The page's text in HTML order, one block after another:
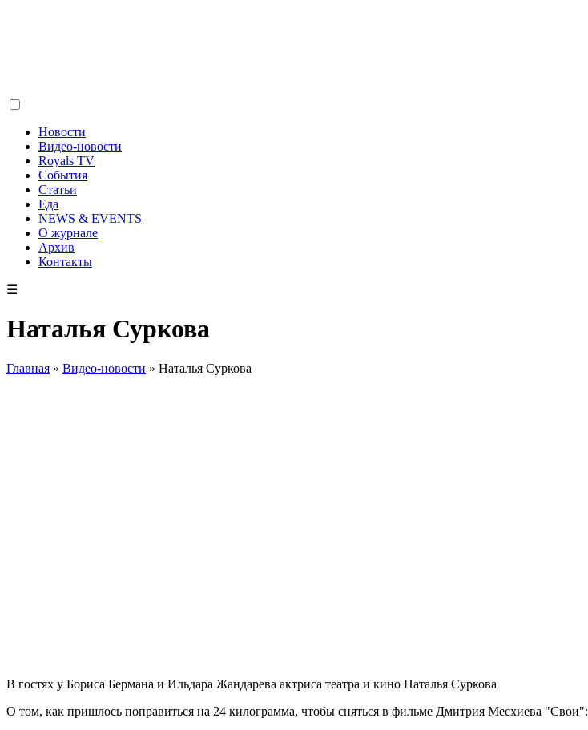
Новости
Видео-новости
Royals TV
События
Статьи
Еда
NEWS & EVENTS
О журнале
Архив
Контакты
☰
Наталья Суркова
Главная » Видео-новости » Наталья Суркова
В гостях у Бориса Бермана и Ильдара Жандарева актриса театра и кино Наталья Суркова
О том, как пришлось поправиться на 24 килограмма, чтобы сняться в фильме Дмитрия Месхиева "Свои":